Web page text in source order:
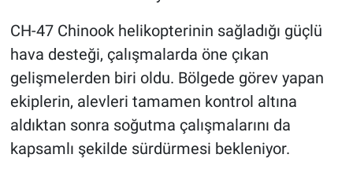
CH-47 Chinook helikopterinin sağladığı güçlü
hava desteği, çalışmalarda öne çıkan
gelişmelerden biri oldu. Bölgede görev yapan
ekiplerin, alevleri tamamen kontrol altına
aldıktan sonra soğutma çalışmalarını da
kapsamlı şekilde sürdürmesi bekleniyor.